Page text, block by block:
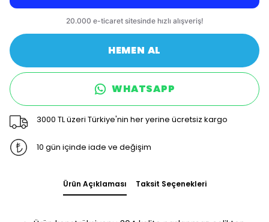
HEMEN AL
WHATSAPP
3000 TL üzeri Türkiye'nin her yerine ücretsiz kargo
10 gün içinde iade ve değişim
Ürün Açıklaması Taksit Seçenekleri